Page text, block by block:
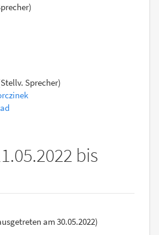
Sprecher)
bis
am 30.05.2022)